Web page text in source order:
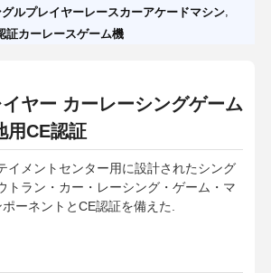
グルプレイヤーレースカーアケードマシン
証カーレースゲーム機
ヤー カーレーシングゲーム
用CE認証
イメントセンター用に設計されたシング
トラン・カー・レーシング・ゲーム・マ
ーネントとCE認証を備えた.